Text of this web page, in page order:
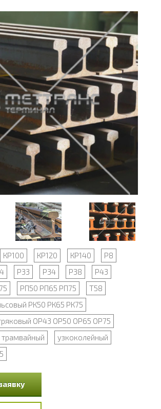
КР100 КР120 КР140
Р8
Р33 Р34 Р38
Р43
РП50 РП65 РП75
Т58
РК50 РК65 РК75
ОР43 ОР50 ОР65 ОР75
трамвайный
узкоколейный